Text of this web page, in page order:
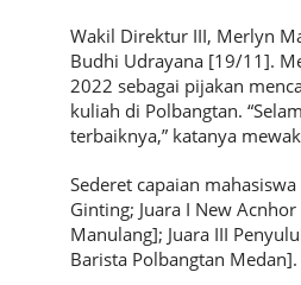
Wakil Direktur III, Merlyn
Budhi Udrayana [19/11].
2022 sebagai pijakan
kuliah di Polbangtan.
terbaiknya,” katanya
Sederet capaian
Ginting; Juara I New
Manulang]; Juara III
Barista Polbangtan Medan].